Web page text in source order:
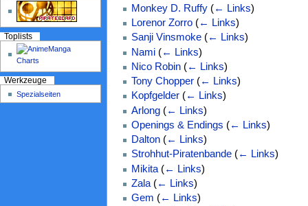
Monkey D. Ruffy (← Links)
Lorenor Zorro (← Links)
Sanji Vinsmoke (← Links)
Nami (← Links)
Nico Robin (← Links)
Tony Chopper (← Links)
Kopfgelder (← Links)
Arlong (← Links)
Openings & Endings (← Links)
Dalton (← Links)
Strohhut-Piratenbande (← Links)
Mikita (← Links)
Zala (← Links)
Gem (← Links)
Toplists
Werkzeuge
Spezialseiten